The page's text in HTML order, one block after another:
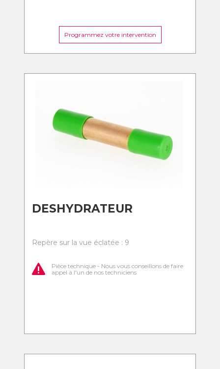
Programmez votre intervention
DESHYDRATEUR
Repère sur la vue éclatée : 9
Pièce technique - Nous vous conseillons de faire
appel à l'un de nos techniciens